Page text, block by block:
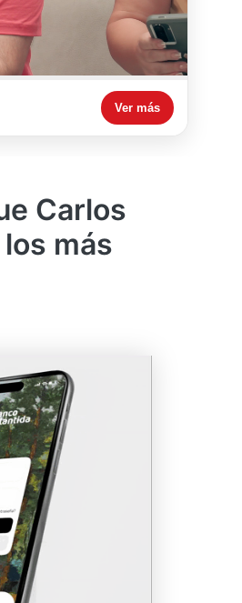
Ver más
Carlos
más